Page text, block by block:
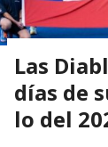
Las
días de
lo del